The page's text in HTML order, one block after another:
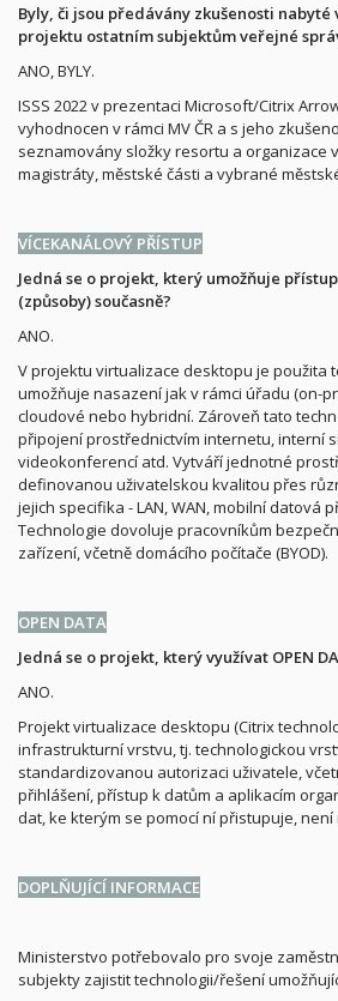
Byly, či jsou předávány zkušenosti
projektu ostatním subjektům veřejné
ANO, BYLY.
ISSS 2022 v prezentaci Microsoft/Citrix
vyhodnocen v rámci MV ČR a s jeho
seznamovány složky resortu a organizace
magistráty, městské části a vybrané
VÍCEKANÁLOVÝ PŘÍSTUP
Jedná se o projekt, který umožňuje
(způsoby) současně?
ANO.
V projektu virtualizace desktopu je použita
umožňuje nasazení jak v rámci úřadu (on-
cloudové nebo hybridní. Zároveň tato
připojení prostřednictvím internetu, interní
videokonferencí atd. Vytváří jednotné
definovanou uživatelskou kvalitou přes
jejich specifika - LAN, WAN, mobilní datová
Technologie dovoluje pracovníkům
zařízení, včetně domácího počítače (BYOD).
OPEN DATA
Jedná se o projekt, který využívat OPEN
ANO.
Projekt virtualizace desktopu (Citrix
infrastrukturní vrstvu, tj. technologickou
standardizovanou autorizaci uživatele,
přihlášení, přístup k datům a aplikacím
dat, ke kterým se pomocí ní přistupuje, není
DOPLŇUJÍCÍ INFORMACE
Ministerstvo potřebovalo pro svoje
subjekty zajistit technologii/řešení